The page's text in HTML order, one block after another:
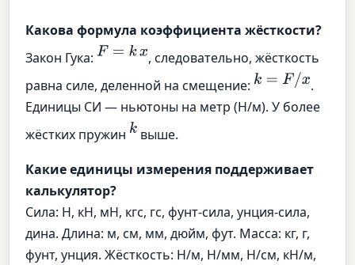
Какова формула коэффициента жёсткости?
Закон Гука:F= kx
, следовательно, жёсткость
равна силе, деленной на смещение: k=F/ x
.
Единицы СИ — ньютоны на метр (Н/м). У более
жёстких пружин k выше.
Какие единицы измерения поддерживает
калькулятор?
Сила: Н, кН, мН, кгс, гс, фунт-сила, унция-сила,
дина. Длина: м, см, мм, дюйм, фут. Масса: кг, г,
фунт, унция. Жёсткость: Н/м, Н/мм, Н/см, кН/м,